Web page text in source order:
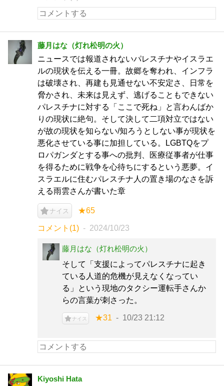
藤月はな（灯れ松明の火）
ニュースでは報道されないパレスチナやイスラエ
ルの現状を伝える一冊。故郷を奪われ、インフラ
は破壊され、再建も見通せない不安定さ、日常を
脅かされ、未来は見えず、逃げることもできない
パレスチナに対する「ここで死ね」と言わんばか
りの現状に絶句。そして決して二項対立ではない
が故の現状を知らない/知ろうとしない事が現状を
悪化させている事に加担している。LGBTQをプ
ロパガンダとする事への批判、医療従事者が仕事
を得るために戦争を心待ちにするという悪夢。イ
スラエルに住むパレスチナ人の置き場のなさを訴
える雨雲さんが書いた章
ナイス ★65
コメント(1) 2024/10/23
藤月はな（灯れ松明の火）
そして「支援によってパレスチナに起き
ている人道的危機が見えなくなってい
る」という現地のタクシー運転手さんか
らの言葉が刺さった。
ナイス ★31 10/23 21:12
Kiyoshi Hata